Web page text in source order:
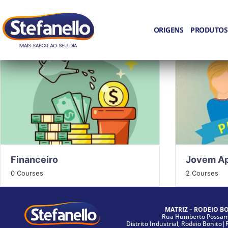
ORIGENS PRODUTOS
Financeiro
0 Courses
Jovem
2 Courses
MATRIZ – RODEIO
Rua Humberto
Distrito Industrial, Rodeio